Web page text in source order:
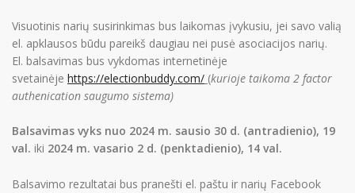
Visuotinis narių susirinkimas bus laikomas įvykusiu, jei savo valią
el. apklausos būdu pareikš daugiau nei pusė asociacijos narių.
El. balsavimas bus vykdomas internetinėje
svetainėje https://electionbuddy.com/ (kurioje taikoma 2 factor
authenication saugumo sistema)
Balsavimas vyks nuo 2024 m. sausio 30 d. (antradienio), 19
val. iki 2024 m. vasario 2 d. (penktadienio), 14 val.
Balsavimo rezultatai bus pranešti el. paštu ir narių Facebook